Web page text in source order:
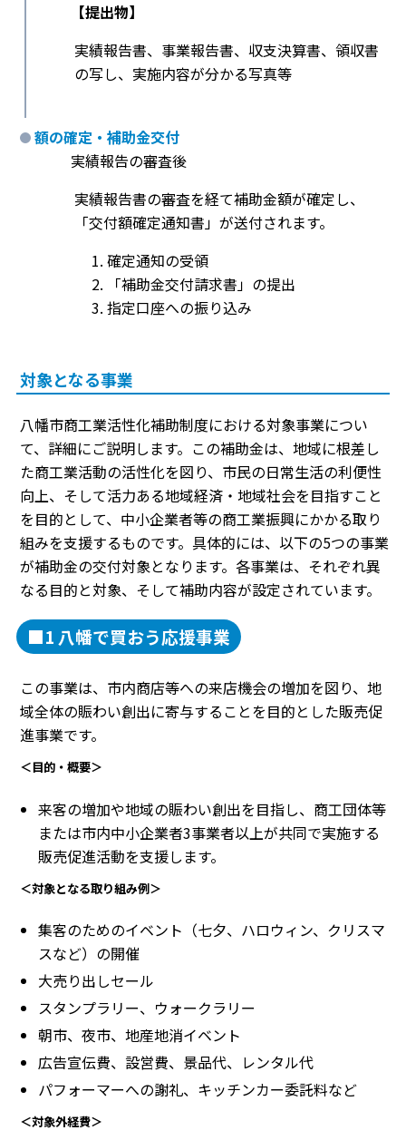
【提出物】
実績報告書、事業報告書、収支決算書、領収書
の写し、実施内容が分かる写真等
額の確定・補助金交付
実績報告の審査後
実績報告書の審査を経て補助金額が確定し、
「交付額確定通知書」が送付されます。
確定通知の受領
「補助金交付請求書」の提出
指定口座への振り込み
対象となる事業
八幡市商工業活性化補助制度における対象事業につい
て、詳細にご説明します。この補助金は、地域に根差し
た商工業活動の活性化を図り、市民の日常生活の利便性
向上、そして活力ある地域経済・地域社会を目指すこと
を目的として、中小企業者等の商工業振興にかかる取り
組みを支援するものです。具体的には、以下の5つの事業
が補助金の交付対象となります。各事業は、それぞれ異
なる目的と対象、そして補助内容が設定されています。
■1 八幡で買おう応援事業
この事業は、市内商店等への来店機会の増加を図り、地
域全体の賑わい創出に寄与することを目的とした販売促
進事業です。
＜目的・概要＞
来客の増加や地域の賑わい創出を目指し、商工団体等
または市内中小企業者3事業者以上が共同で実施する
販売促進活動を支援します。
＜対象となる取り組み例＞
集客のためのイベント（七夕、ハロウィン、クリスマ
スなど）の開催
大売り出しセール
スタンプラリー、ウォークラリー
朝市、夜市、地産地消イベント
広告宣伝費、設営費、景品代、レンタル代
パフォーマーへの謝礼、キッチンカー委託料など
＜対象外経費＞